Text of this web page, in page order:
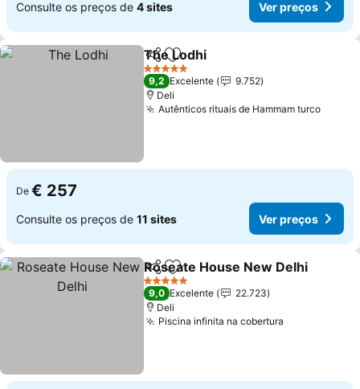
Consulte os preços de 4 sites Ver preços
PartilharAdicionar aos favoritos
The Lodhi
5 Estrelas
9,2 Excelente
9.752
Deli
Autênticos rituais de Hammam turcoVer
De € 257
Consulte os preços de 11 sites Ver preços
PartilharAdicionar aos favoritos
Roseate House New Delhi
5 Estrelas
9,0 Excelente
22.723
Deli
Piscina infinita na cobertura